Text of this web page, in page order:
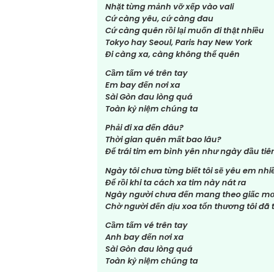
Nhặt từng mảnh vỡ xếp vào vali
Cứ càng yêu, cứ càng đau
Cứ càng quên rồi lại muốn đi thật nhiều
Tokyo hay Seoul, Paris hay New York
Đi càng xa, càng không thể quên
Cầm tấm vé trên tay
Em bay đến nơi xa
Sài Gòn đau lòng quá
Toàn kỷ niệm chúng ta
Phải đi xa đến đâu?
Thời gian quên mất bao lâu?
Để trái tim em bình yên như ngày đầu
Ngày tôi chưa từng biết tôi sẽ yêu em
Để rồi khi ta cách xa tim này nát ra
Ngày người chưa đến mang theo giấc
Chờ người đến dịu xoa tổn thương tôi đã
Cầm tấm vé trên tay
Anh bay đến nơi xa
Sài Gòn đau lòng quá
Toàn kỷ niệm chúng ta